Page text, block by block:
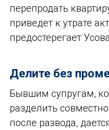
перепродать
приведет к утрате
предостерегает
Делите без
Бывшим супругам,
разделить
после развода,